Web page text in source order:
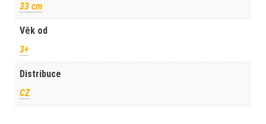
33 cm
Věk od
3+
Distribuce
CZ